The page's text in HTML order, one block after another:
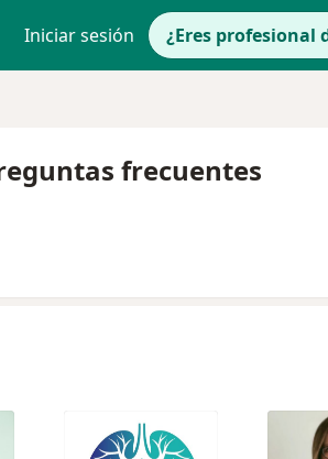
Iniciar sesión ¿Eres profesional
frecuentes